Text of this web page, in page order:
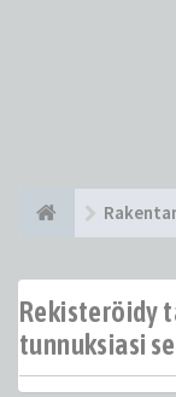
Rekisteröidy
tunnuksiasi